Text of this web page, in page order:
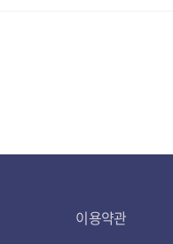
이용약관